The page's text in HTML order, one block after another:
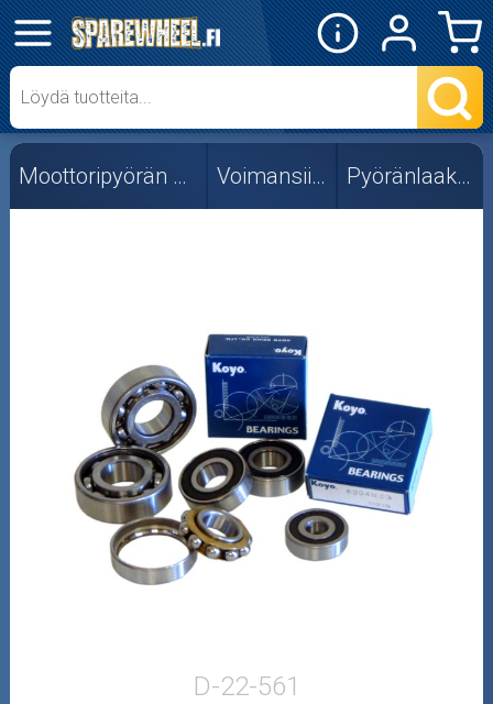
✕
Mopon osat
Skootterin osat
Crossipyörän osat
Mopoauton osat
Mönkijän osat
Puutarha ja metsä
Ajovarusteet
Moottoripyörän osat Voimansiirto Pyöränlaakerit
D-22-561